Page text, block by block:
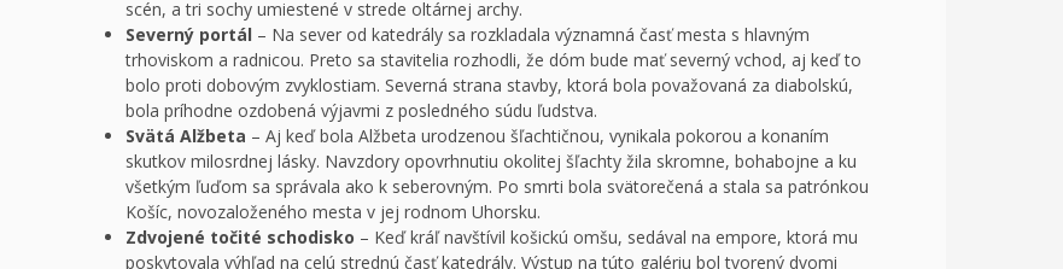
scén, a tri sochy umiestené v strede oltárnej archy.
Severný portál – Na sever od katedrály sa rozkladala významná časť mesta s hlavným
trhoviskom a radnicou. Preto sa stavitelia rozhodli, že dóm bude mať severný vchod, aj keď to
bolo proti dobovým zvyklostiam. Severná strana stavby, ktorá bola považovaná za diabolskú,
bola príhodne ozdobená výjavmi z posledného súdu ľudstva.
Svätá Alžbeta – Aj keď bola Alžbeta urodzenou šľachtičnou, vynikala pokorou a konaním
skutkov milosrdnej lásky. Navzdory opovrhnutiu okolitej šľachty žila skromne, bohabojne a ku
všetkým ľuďom sa správala ako k seberovným. Po smrti bola svätorečená a stala sa patrónkou
Košíc, novozaloženého mesta v jej rodnom Uhorsku.
Zdvojené točité schodisko – Keď kráľ navštívil košickú omšu, sedával na empore, ktorá mu
poskytovala výhľad na celú strednú časť katedrály. Výstup na túto galériu bol tvorený dvomi